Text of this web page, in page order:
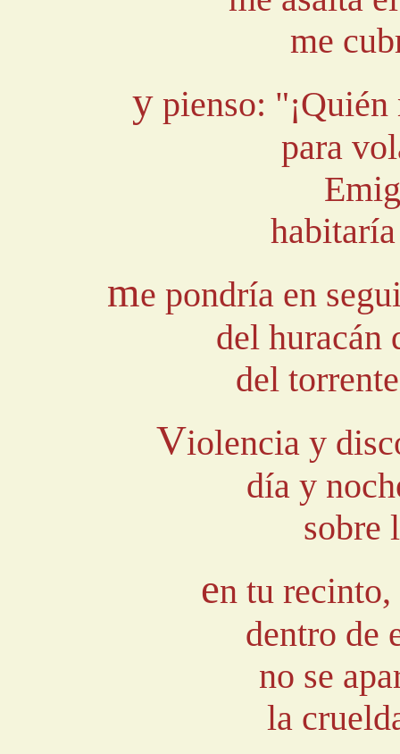
me
ypienso: "¡Quién
para
me pondría en
del huracán
del
Violencia y
día y
sobre
en tu
dentro de
no se
la